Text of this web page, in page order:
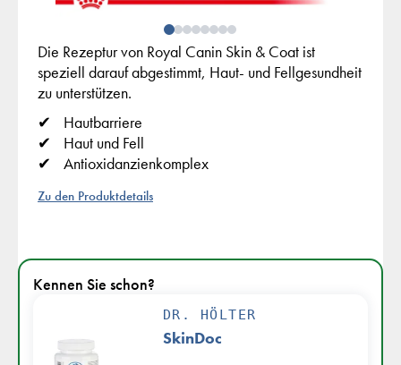
Die Rezeptur von Royal Canin Skin & Coat ist
speziell darauf abgestimmt, Haut- und Fellgesundheit
zu unterstützen.
Hautbarriere
Haut und Fell
Antioxidanzienkomplex
Zu den Produktdetails
Kennen Sie schon?
DR. HÖLTER
SkinDoc